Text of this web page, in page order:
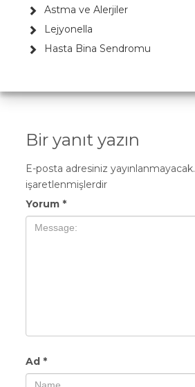
Astma ve Alerjiler
Lejyonella
Hasta Bina Sendromu
Bir yanıt yazın
E-posta adresiniz yayınlanmayacak.
işaretlenmişlerdir
Yorum *
Ad *